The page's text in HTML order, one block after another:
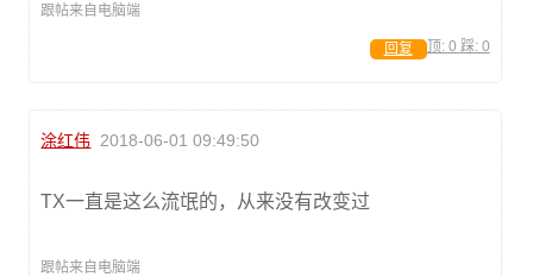
跟帖来自电脑端
顶: 0 踩: 0
回复
涂红伟 2018-06-01 09:49:50
TX一直是这么流氓的，从来没有改变过
跟帖来自电脑端